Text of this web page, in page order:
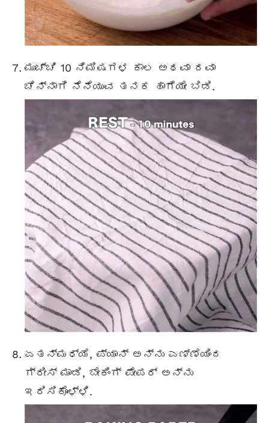
ಮುಚ್ಚಿ 10 ನಿಮಿಷಗಳ ಕಾಲ ಅಥವಾ ರವಾ
ಚೆನ್ನಾಗಿ ನೆನೆಯುವ ತನಕ ಹಾಗೆಯೇ ಬಿಡಿ.
ಏತನ್ಮಧ್ಯೆ, ಪ್ಯಾನ್ ಅನ್ನು ಎಣ್ಣೆಯಿಂದ
ಗ್ರೀಸ್ ಮಾಡಿ, ಬೇಕಿಂಗ್ ಪೇಪರ್ ಅನ್ನು
ಇರಿಸಿಕೊಳ್ಳಿ.